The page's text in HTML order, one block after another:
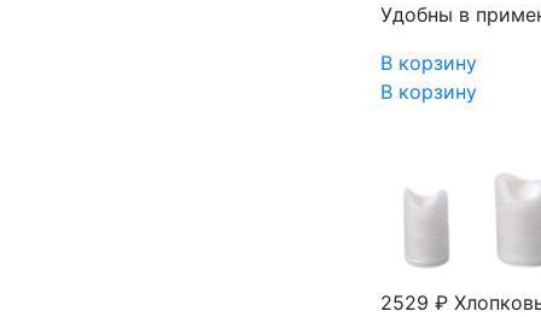
Удобны в
В корзину
В корзину
2529 ₽